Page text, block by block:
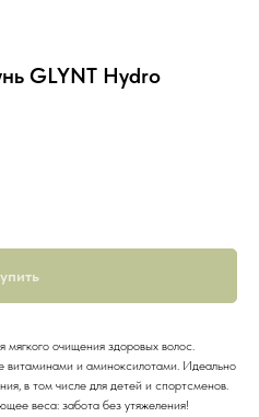
GLYNT Hydro
очищения здоровых волос.
витаминами и аминоксилотами. Идеально
в том числе для детей и спортсменов.
веса: забота без утяжеления!